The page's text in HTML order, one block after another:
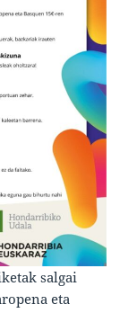
salgai
eta